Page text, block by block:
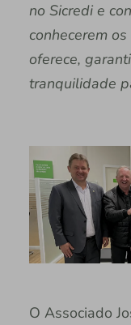
no Sicredi e
conhecerem
oferece,
tranquilidade
O Associado